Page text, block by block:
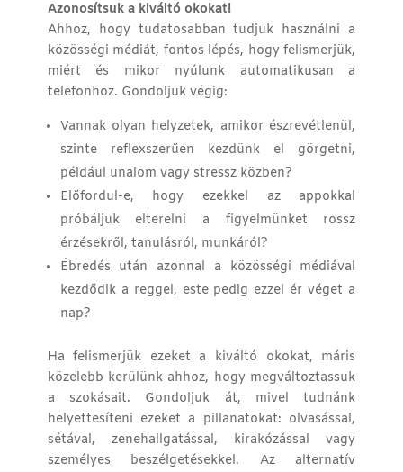
Azonosítsuk a kiváltó okokat!
Ahhoz, hogy tudatosabban tudjuk használni a
közösségi médiát, fontos lépés, hogy felismerjük,
miért és mikor nyúlunk automatikusan a
telefonhoz. Gondoljuk végig:
Vannak olyan helyzetek, amikor észrevétlenül,
szinte reflexszerűen kezdünk el görgetni,
például unalom vagy stressz közben?
Előfordul-e, hogy ezekkel az appokkal
próbáljuk elterelni a figyelmünket rossz
érzésekről, tanulásról, munkáról?
Ébredés után azonnal a közösségi médiával
kezdődik a reggel, este pedig ezzel ér véget a
nap?
Ha felismerjük ezeket a kiváltó okokat, máris
közelebb kerülünk ahhoz, hogy megváltoztassuk
a szokásait. Gondoljuk át, mivel tudnánk
helyettesíteni ezeket a pillanatokat: olvasással,
sétával, zenehallgatással, kirakózással vagy
személyes beszélgetésekkel. Az alternatív